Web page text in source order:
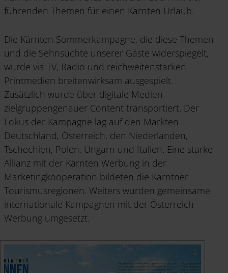
führenden Themen für einen Kärnten Urlaub.
Die Kärnten Sommerkampagne, die diese Themen
und die Sehnsüchte unserer Gäste widerspiegelt,
wurde via TV, Radio und reichweitenstarken
Printmedien breitenwirksam ausgespielt.
Zusätzlich wurde über digitale Medien
zielgruppengenauer Content transportiert. Der
Fokus der Kampagne lag auf den Märkten
Deutschland, Österreich, den Niederlanden,
Tschechien, Polen, Ungarn und Italien. Eine starke
Allianz mit der Kärnten Werbung in der
Marketingkooperation bildeten die Kärntner
Tourismusregionen. Weiters wurden gemeinsame
internationale Kampagnen mit der Österreich
Werbung umgesetzt.